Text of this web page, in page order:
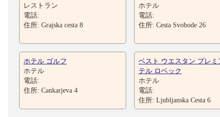
レストラン
電話:
住所: Grajska cesta 8
ホテル
電話:
住所: Cesta Svobode 26
ホテル ゴルフ
ホテル
電話:
住所: Cankarjeva 4
ベスト ウエスタン プレミ
テル ロベック
ホテル
電話:
住所: Ljubljanska Cesta 6